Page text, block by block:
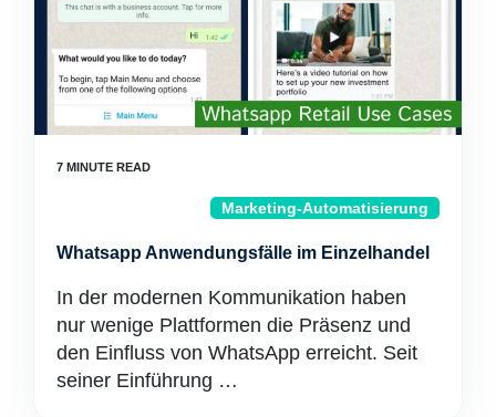
Marketing-Automatisierung
Whatsapp Anwendungsfälle im Einzelhandel
In der modernen Kommunikation haben
nur wenige Plattformen die Präsenz und
den Einfluss von WhatsApp erreicht. Seit
seiner Einführung …